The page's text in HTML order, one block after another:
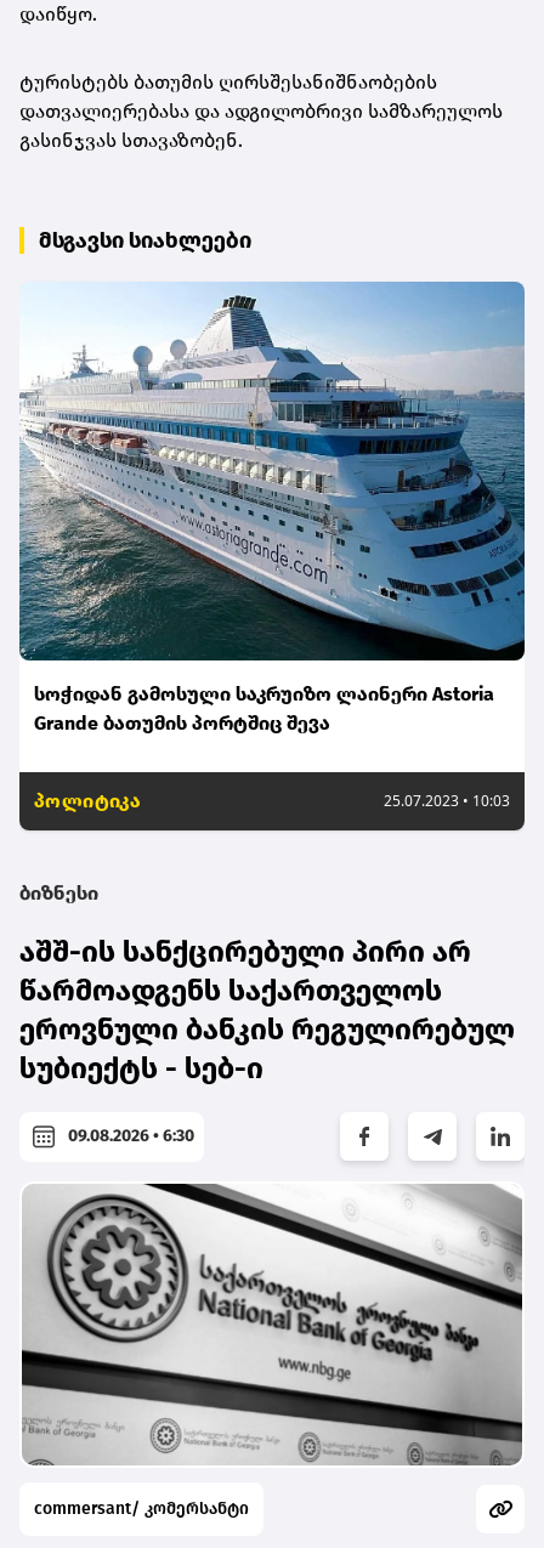
დაიწყო.
ტურისტებს ბათუმის ღირსშესანიშნაობების
დათვალიერებასა და ადგილობრივი სამზარეულოს
გასინჯვას სთავაზობენ.
მსგავსი სიახლეები
სოჭიდან გამოსული საკრუიზო ლაინერი Astoria
Grande ბათუმის პორტშიც შევა
პოლიტიკა 25.07.2023 • 10:03
ბიზნესი
აშშ-ის სანქცირებული პირი არ
წარმოადგენს საქართველოს
ეროვნული ბანკის რეგულირებულ
სუბიექტს - სებ-ი
09.08.2026 • 6:30
commersant/ კომერსანტი